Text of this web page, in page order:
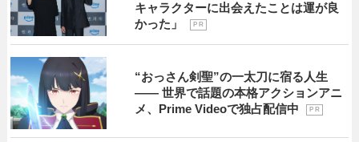
キャラクターに出会えたことは運が良
かった」
P R
“おっさん剣聖”の一太刀に宿る人生
―― 世界で話題の本格アクションアニ
メ、Prime Videoで独占配信中
P R